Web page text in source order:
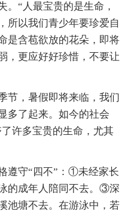
。“人最宝贵的是生命，
所以我们青少年要珍爱自
是含苞欲放的花朵，即将
，更应好好珍惜，不要让
节，暑假即将来临，我们
多了起来。如今的社会
许多宝贵的生命，尤其
遵守“四不”：①未经家长
的成年人陪同不去。③深
池塘不去。在游泳中，若